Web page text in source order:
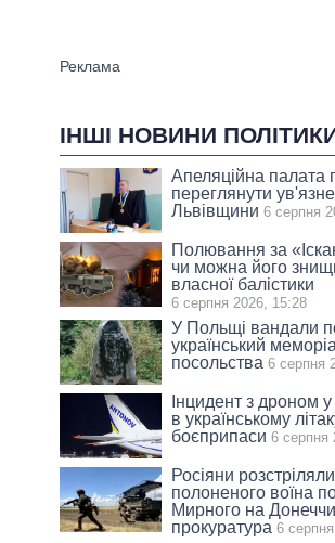
ІНШІ НОВИНИ
Апеляційна палата
переглянути
Львівщини 6 серпня
Полювання за
чи можна його
власної балістики
6 серпня 2026, 15:28
У Польщі вандали
український
посольства 6 серпня
Інцидент з дроном
в українському
боєприпаси 6 серпня
Росіяни розстріляли
полоненого воїна
Мирного на
прокуратура 6